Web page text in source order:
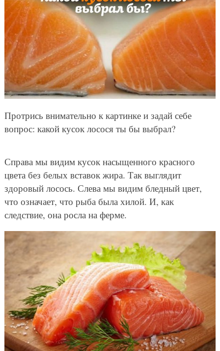
Протрись внимательно к картинке и задай себе
вопрос: какой кусок лосося ты бы выбрал?
Справа мы видим кусок насыщенного красного
цвета без белых вставок жира. Так выглядит
здоровый лосось. Слева мы видим бледный цвет,
что означает, что рыба была хилой. И, как
следствие, она росла на ферме.